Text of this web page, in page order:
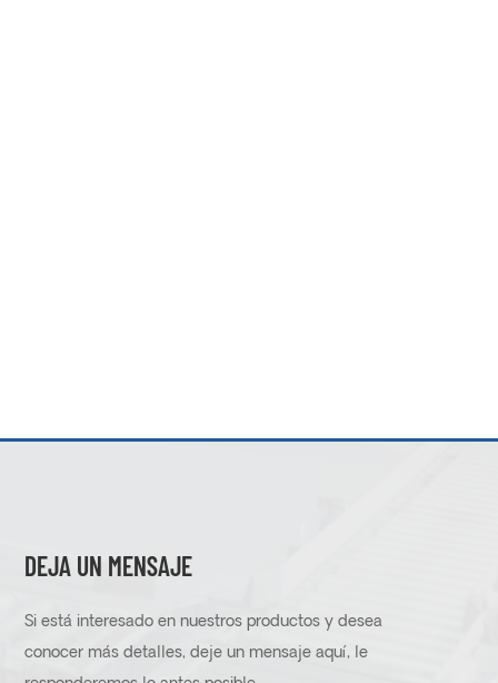
DEJA UN MENSAJE
Si está interesado en nuestros productos y desea
conocer más detalles, deje un mensaje aquí, le